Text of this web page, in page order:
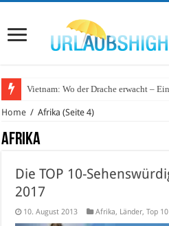
Vietnam: Wo der Drache erwacht –
Wo lohnt sich Urlaub auf dem Wasser
Home / Afrika (Seite 4)
Afrika
Die TOP 10-
2017
10. August 2013 Afrika, Länder,Top 10